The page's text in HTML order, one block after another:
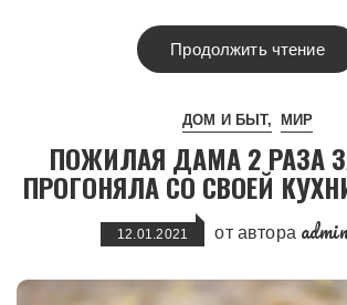
Продолжить чтение
ДОМ И БЫТ МИР
ПОЖИЛАЯ ДАМА 2 РАЗА
ПРОГОНЯЛА СО СВОЕЙ
12.01.2021 от автора